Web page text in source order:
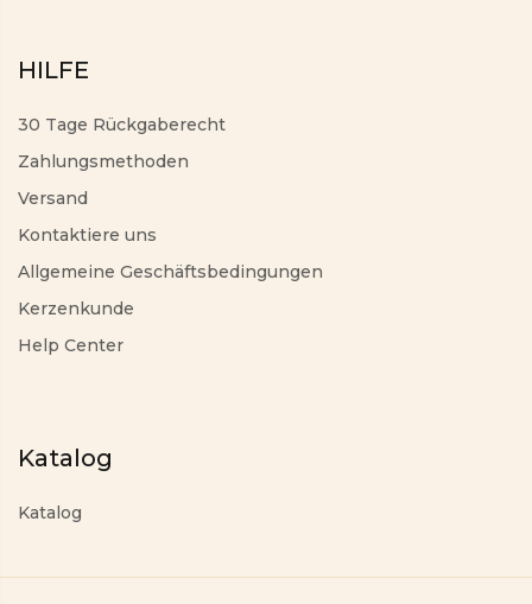
HILFE
30 Tage Rückgaberecht
Zahlungsmethoden
Versand
Kontaktiere uns
Allgemeine Geschäftsbedingungen
Kerzenkunde
Help Center
Katalog
Katalog